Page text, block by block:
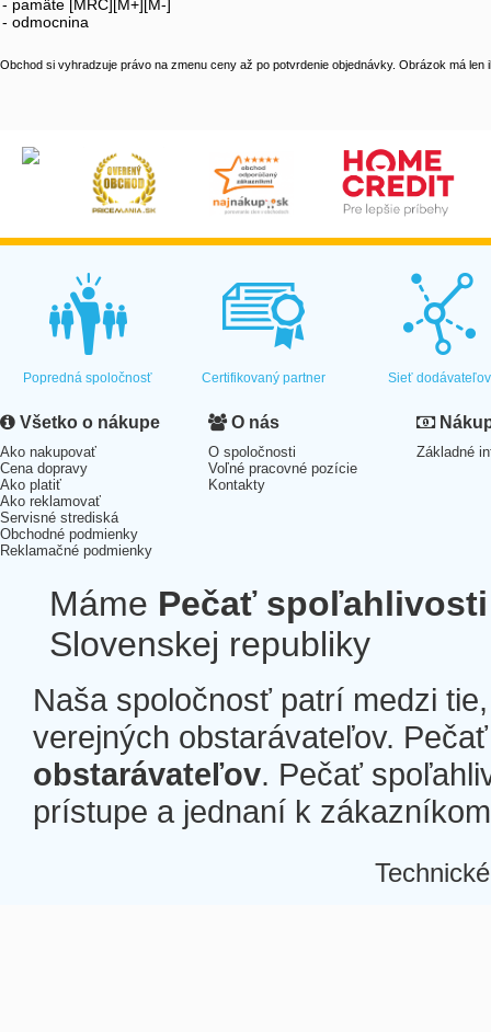
- pamäte [MRC][M+][M-]
- odmocnina
Obchod si vyhradzuje právo na zmenu ceny až po potvrdenie objednávky. Obrázok má len
Popredná spoločnosť Certifikovaný partner Sieť dodávateľov
Všetko o nákupe
Ako nakupovať
Cena dopravy
Ako platiť
Ako reklamovať
Servisné strediská
Obchodné podmienky
Reklamačné podmienky
O nás
O spoločnosti
Voľné pracovné pozície
Kontakty
Základné
Máme Pečať spoľahlivosti
Slovenskej republiky
Naša spoločnosť patrí medzi
verejných obstarávateľov.
obstarávateľov. Pečať
prístupe a jednaní k